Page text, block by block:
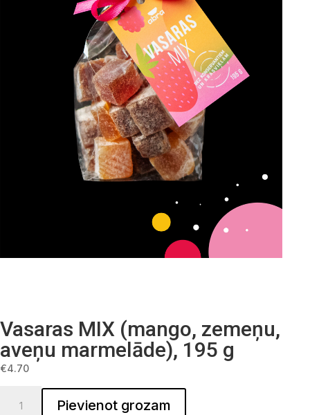
Vasaras MIX (mango, zemeņu,
aveņu marmelāde), 195 g
€4.70
Vasaras MIX (mango, zemeņu, aveņu marmelāde), 195 g
Pievienot grozam